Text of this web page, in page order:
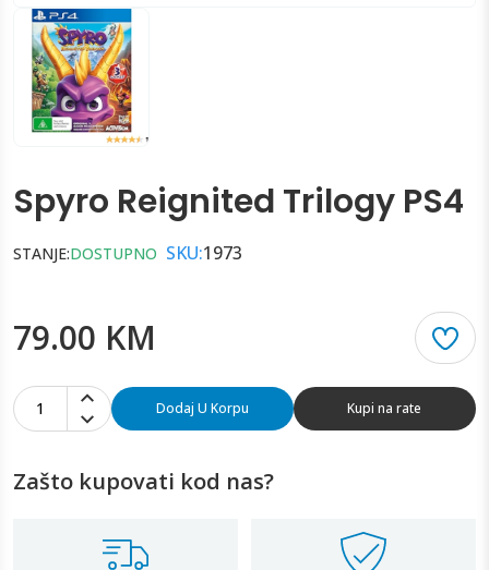
Spyro Reignited Trilogy PS4
STANJE:DOSTUPNO SKU:1973
79.00 KM
1 Dodaj U Korpu Kupi na rate
Zašto kupovati kod nas?